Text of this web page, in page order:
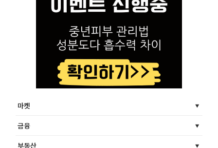
마켓
금융
부동산